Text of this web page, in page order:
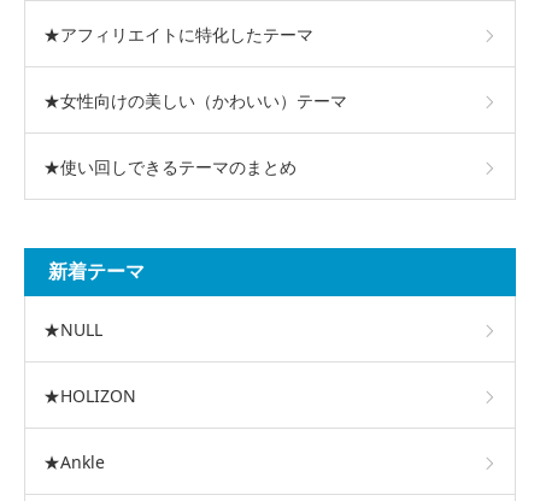
★アフィリエイトに特化したテーマ
★女性向けの美しい（かわいい）テーマ
★使い回しできるテーマのまとめ
新着テーマ
★NULL
★HOLIZON
★Ankle